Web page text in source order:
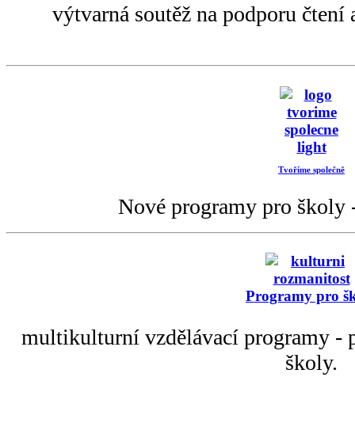
výtvarná soutěž na podporu
Tvoříme společně
Nové programy pro
Programy pro
multikulturní vzdělávací programy -
školy.